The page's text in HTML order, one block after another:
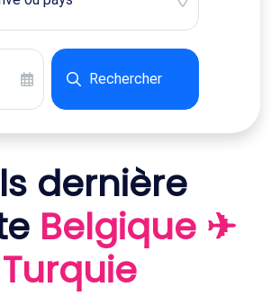
Rechercher
dernière
Belgique ✈
Turquie